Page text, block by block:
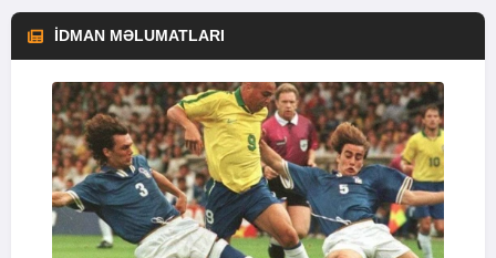
İDMAN MƏLUMATLARI